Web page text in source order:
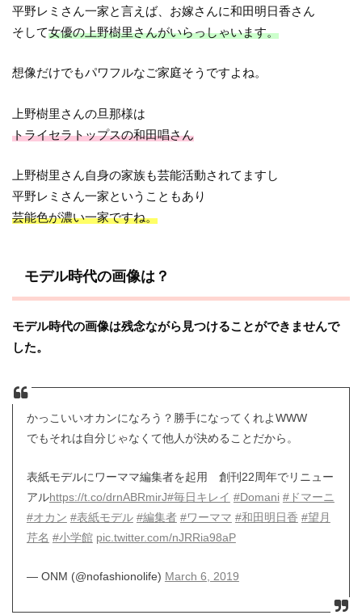
平野レミさん一家と言えば、お嫁さんに和田明日香さん
そして女優の上野樹里さんがいらっしゃいます。
想像だけでもパワフルなご家庭そうですよね。
上野樹里さんの旦那様は
トライセラトップスの和田唱さん
上野樹里さん自身の家族も芸能活動されてますし
平野レミさん一家ということもあり
芸能色が濃い一家ですね。
モデル時代の画像は？
モデル時代の画像は残念ながら見つけることができませんで
した。
かっこいいオカンになろう？勝手になってくれよWWW
でもそれは自分じゃなくて他人が決めることだから。
表紙モデルにワーママ編集者を起用 創刊22周年でリニュー
アルhttps://t.co/drnABRmirJ#毎日キレイ #Domani #ドマーニ
#オカン #表紙モデル #編集者 #ワーママ #和田明日香 #望月
芹名 #小学館 pic.twitter.com/nJRRia98aP
— ONM (@nofashionolife) March 6, 2019